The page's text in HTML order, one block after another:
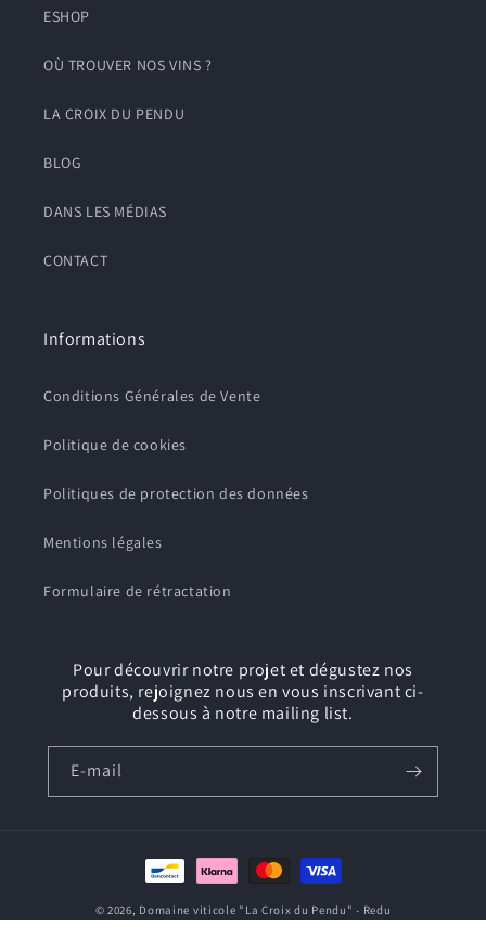
ESHOP
OÙ TROUVER NOS VINS ?
LA CROIX DU PENDU
BLOG
DANS LES MÉDIAS
CONTACT
Informations
Conditions Générales de Vente
Politique de cookies
Politiques de protection des données
Mentions légales
Formulaire de rétractation
Pour découvrir notre projet et dégustez nos
produits, rejoignez nous en vous inscrivant ci-
dessous à notre mailing list.
E-mail
Moyens
de
paiement
© 2026, Domaine viticole "La Croix du Pendu" - Redu